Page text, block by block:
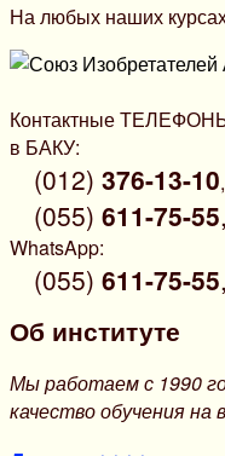
На любых наших
Контактные
в БАКУ:
(012) 376-13-10,
(055) 611-75-55,
WhatsApp:
(055) 611-75-55,
Об институте
Мы работаем с 1990
качество обучения на